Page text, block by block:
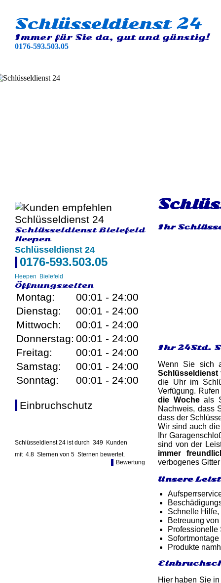
Schlüsseldienst 24
Immer für Sie da, gut und günstig!
0176-593.503.05
Schlüsseldienst Bielefeld
Heepen
Schlüsseldienst 24
0176-593.503.05
Heepen Bielefeld
Öffnungszeiten
Montag:
00:01 - 24:00
Dienstag:
00:01 - 24:00
Mittwoch:
00:01 - 24:00
Donnerstag: 00:01 - 24:00
Freitag:
00:01 - 24:00
Samstag:
00:01 - 24:00
Sonntag:
00:01 - 24:00
Einbruchschutz
Schlüsseldienst 24 ist durch 349 Kunden
mit 4.8 Sternen von 5 Sternen bewertet.
Bewertung
Ihr
Ihr 24Std.
Wenn Sie sich
Schlüsseldienst
die Uhr im
Verfügung.
die Wocheals
Nachweis, dass
dass der
Wir sind auch
Ihr
sind von der
immer
verbogenes
Unsere
Schnelle Hilfe,
Betreuung
Professionelle
Produkte
Hier haben Sie